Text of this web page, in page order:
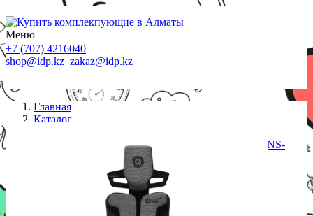
Меню
+7 (707) 4216040
shop@idp.kz zakaz@idp.kz
Главная
Каталог
CANYON gaming chair Morphos ABCH01 Grey CNS-